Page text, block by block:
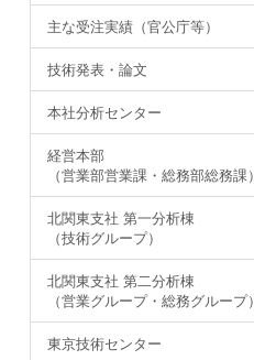
主な受注実績（官公庁等）
技術発表・論文
本社分析センター
経営本部
（営業部営業課・総務部総務課）
北関東支社 第一分析棟
（技術グループ）
北関東支社 第二分析棟
（営業グループ・総務グループ）
東京技術センター